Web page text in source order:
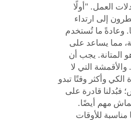
العمل. "أولًا
إلى ارتداء
وعادةً ما تُستخدم
مما يساعد على
المتانة. يجب أن
التي لا
وأكثر وقتًا تبدو
فبُدلنا قادرة على
مهم أيضًا.
للأوقات